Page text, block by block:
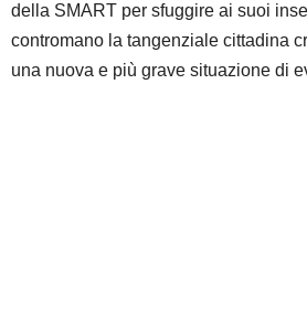
della SMART per sfuggire ai suoi
contromano la tangenziale cittadina
una nuova e più grave situazione di